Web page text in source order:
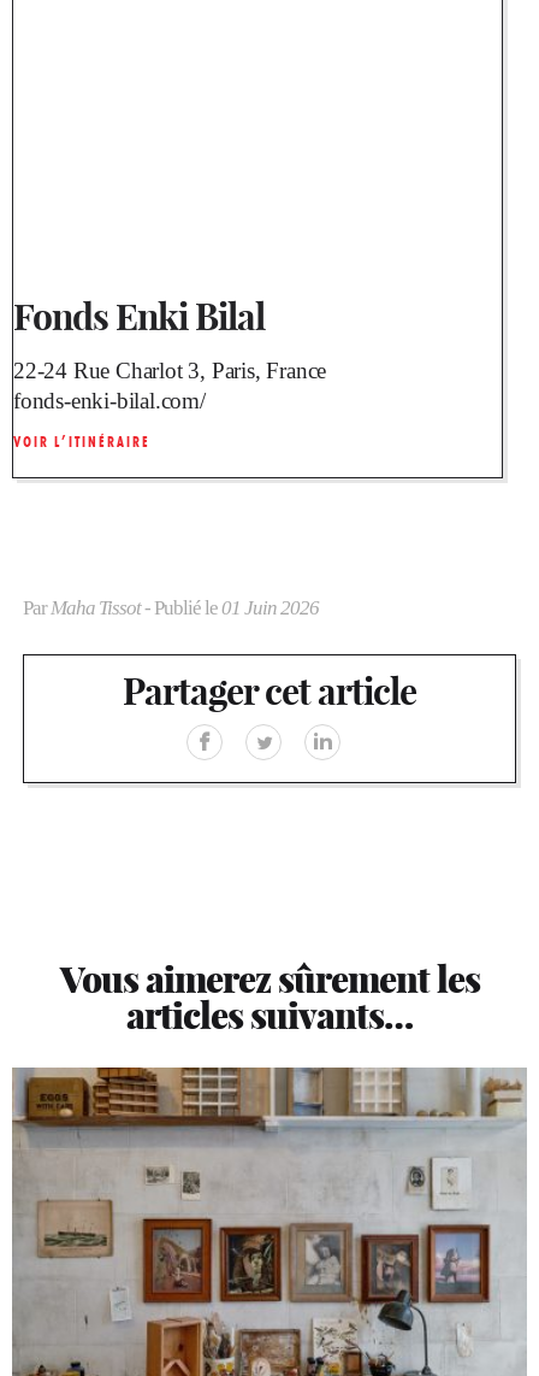
Fonds Enki Bilal
22-24 Rue Charlot 3, Paris, France
fonds-enki-bilal.com/
VOIR L’ITINÉRAIRE
ParMaha Tissot- Publié le01 Juin 2026
Partager cet article
Vous aimerez sûrement les
articles suivants…